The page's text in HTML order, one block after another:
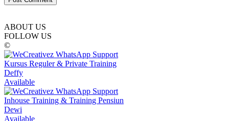
ABOUT US
FOLLOW US
©
Kursus Reguler & Private Training
Deffy
Available
Inhouse Training & Training Pensiun
Dewi
Available